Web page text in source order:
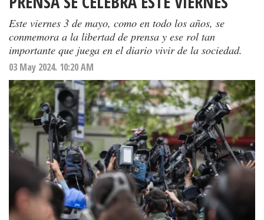
Este viernes 3 de mayo, como en todo los años, se
conmemora a la libertad de prensa y ese rol tan
importante que juega en el diario vivir de la sociedad.
03 May 2024. 10:20 AM